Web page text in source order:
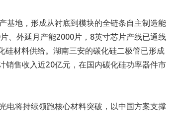
基地，形成从衬底到模块的全链条自主制造能
、外延月产能2000片，8英寸芯片产线已通线
硅材料供给。湖南三安的碳化硅二极管已形成
销售收入近20亿元，在国内碳化硅功率器件市
电将持续领跑核心材料突破，以中国方案支撑